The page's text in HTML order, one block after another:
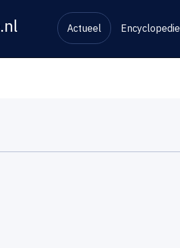
.nl Actueel Encyclopedie